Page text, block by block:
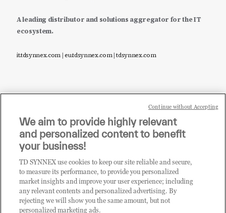
A leading distributor and solutions aggregator for the IT
ecosystem.
it.tdsynnex.com|eu.tdsynnex.com|tdsynnex.com
Sei un rivenditore di tecnologia e desideri acquistare
i prodotti o le soluzioni trattate sul blog?
CLICCA QUI E DIVENTA
CLIENTE TD SYNNEX
We aim to provide highly relevant
and personalized content to benefit
your business!
TD SYNNEX use cookies to keep our site reliable and secure,
to measure its performance, to provide you personalized
market insights and improve your user experience; including
any relevant contents and personalized advertising. By
rejecting we will show you the same amount, but not
personalized marketing ads.
Continue without Accepting